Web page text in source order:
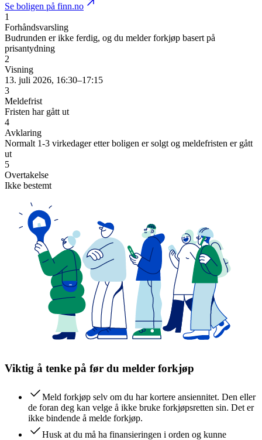
Se boligen på finn.no
1
Forhåndsvarsling
Budrunden er ikke ferdig, og du melder forkjøp basert på
prisantydning
2
Visning
13. juli 2026, 16:30–17:15
3
Meldefrist
Fristen har gått ut
4
Avklaring
Normalt 1-3 virkedager etter boligen er solgt og meldefristen er gått
ut
5
Overtakelse
Ikke bestemt
Viktig å tenke på før du melder forkjøp
Meld forkjøp selv om du har kortere ansiennitet. Den eller
de foran deg kan velge å ikke bruke forkjøpsretten sin. Det er
ikke bindende å melde forkjøp.
Husk at du må ha finansieringen i orden og kunne